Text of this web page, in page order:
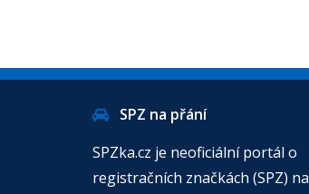
SPZ na přání
SPZka.cz je neoficiální portál o
registračních značkách (SPZ) na